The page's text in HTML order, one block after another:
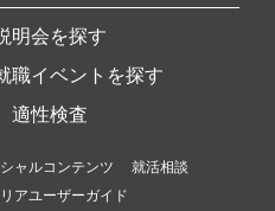
明会を探す
職イベントを探す
適性検査
ャルコンテンツ
就活相談
アユーザーガイド